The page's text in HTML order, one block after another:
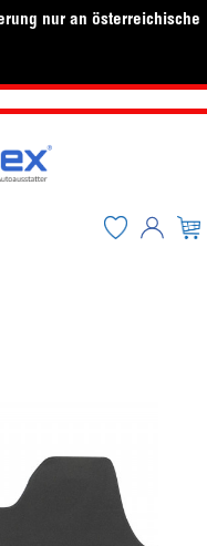
nur an österreichische